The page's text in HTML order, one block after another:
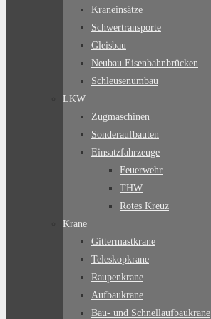
Kraneinsätze
Schwertransporte
Gleisbau
Neubau Eisenbahnbrücken
Schleusenumbau
LKW
Zugmaschinen
Sonderaufbauten
Einsatzfahrzeuge
Feuerwehr
THW
Rotes Kreuz
Krane
Gittermastkrane
Teleskopkrane
Raupenkrane
Aufbaukrane
Bau- und Schnellaufbaukrane